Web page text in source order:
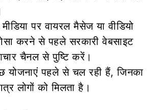
पर वायरल मैसेज या वीडियो
करने से पहले सरकारी वेबसाइट
चैनल से पुष्टि करें।
योजनाएं पहले से चल रही हैं, जिनका
लोगों को मिलता है।